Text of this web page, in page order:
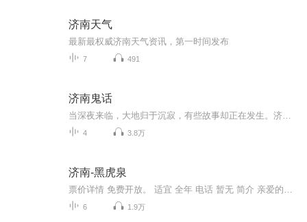
济南天气
最新最权威济南天气资讯，第一时间发布
7 491
济南鬼话
4 3.8万
济南-黑虎泉
6 1.9万